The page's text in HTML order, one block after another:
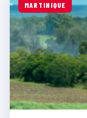
MARTINIQUE